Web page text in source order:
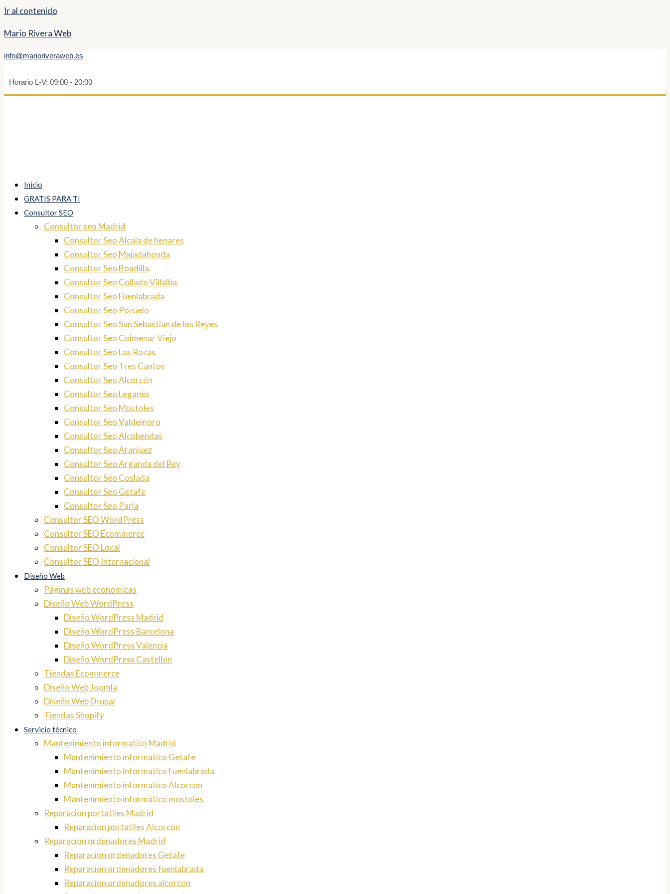
Ir al contenido
Mario Rivera Web
info@marioriveraweb.es
Horario L-V: 09:00 - 20:00
Inicio
GRATIS PARA TI
Consultor SEO
Consultor seo Madrid
Consultor Seo Alcala de henares
Consultor Seo Majadahonda
Consultor Seo Boadilla
Consultor Seo Collado Villalba
Consultor Seo Fuenlabrada
Consultor Seo Pozuelo
Consultor Seo San Sebastian de los Reyes
Consultor Seo Colmenar Viejo
Consultor Seo Las Rozas
Consultor Seo Tres Cantos
Consultor Seo Alcorcón
Consultor Seo Leganés
Consultor Seo Mostoles
Consultor Seo Valdemoro
Consultor Seo Alcobendas
Consultor Seo Aranjuez
Consultor Seo Arganda del Rey
Consultor Seo Coslada
Consultor Seo Getafe
Consultor Seo Parla
Consultor SEO WordPress
Consultor SEO Ecommerce
Consultor SEO Local
Consultor SEO Internacional
Diseño Web
Páginas web economicas
Diseño Web WordPress
Diseño WordPress Madrid
Diseño WordPress Barcelona
Diseño WordPress Valencia
Diseño WordPress Castellon
Tiendas Ecommerce
Diseño Web Joomla
Diseño Web Drupal
Tiendas Shopify
Servicio técnico
Mantenimiento informatico Madrid
Mantenimiento informatico Getafe
Mantenimiento informatico Fuenlabrada
Mantenimiento informatico Alcorcon
Mantenimiento informático mostoles
Reparacion portatiles Madrid
Reparacion portatiles Alcorcón
Reparacion ordenadores Madrid
Reparacion ordenadores Getafe
Reparacion ordenadores fuenlabrada
Reparacion ordenadores alcorcon